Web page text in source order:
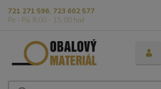
721 271 596, 723 602 577
Po - Pá 9,00 - 15,00 hod